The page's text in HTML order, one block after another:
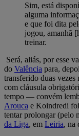
Sim, está
alguma
e que foi dita
jogou, amanhã
treinar.
Será, aliás, por esse
do Valência para,
transferido duas vezes
com cláusula
tempo — convém
Arouca e Koindredi
tentar prolongar (pelo
da Liga, em Leiria, na